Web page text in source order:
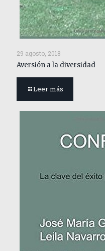
29 agosto, 2018
Aversión a la diversidad
Leer más